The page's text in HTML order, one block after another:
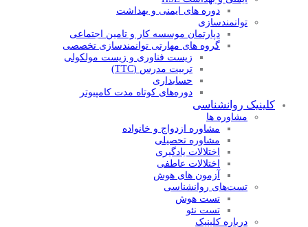
دوره های ایمنی و بهداشت
توانمندسازی
دپارتمان موسسه کار و تامین اجتماعی
گروه های مهارتی توانمندسازی تخصصی
زیست فناوری و زیست مولکولی
تربیت مدرس (TTC)
حسابداری
دوره‌های کوتاه مدت کامپیوتر
کلینیک روانشناسی
مشاوره ها
مشاوره ازدواج و خانواده
مشاوره تحصیلی
اختلالات یادگیری
اختلالات عاطفی
آزمون های هوش
تست‌های روانشناسی
تست هوش
تست‌ نئو
درباره کلینیک